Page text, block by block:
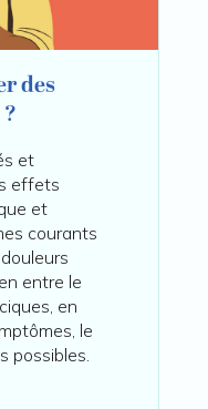
des
et
effets
et
courants
entre le
en
le
possibles.